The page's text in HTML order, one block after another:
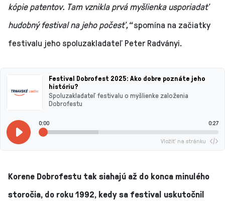
kópie patentov. Tam vznikla prvá myšlienka usporiadať
hudobný festival na jeho počesť,“spomína na začiatky
festivalu jeho spoluzakladateľ Peter Radványi.
Festival Dobrofest 2025: Ako dobre poznáte jeho
históriu?
Spoluzakladateľ festivalu o myšlienke založenia
Dobrofestu
0:00 0:27
Vložiť na stránku
Korene Dobrofestu tak siahajú až do konca minulého
storočia, do roku 1992, kedy sa festival uskutočnil